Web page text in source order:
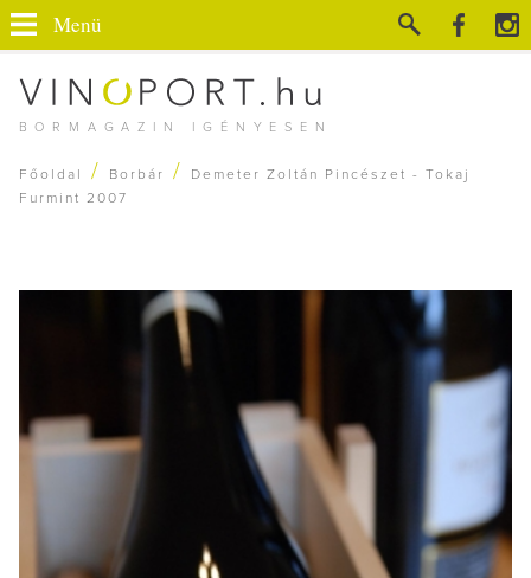
BORMAGAZIN IGÉNYESEN
Menü
Főoldal / Borbár /
Demeter Zoltán Pincészet - Tokaj
Furmint 2007